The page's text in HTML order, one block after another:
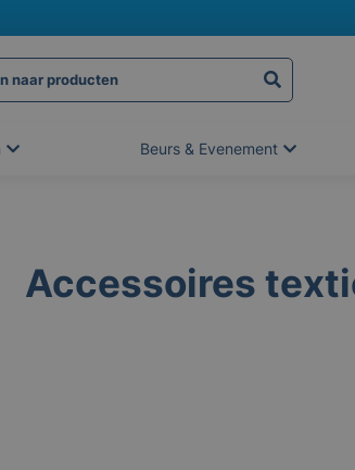
Beurs & Evenement
Accessoires